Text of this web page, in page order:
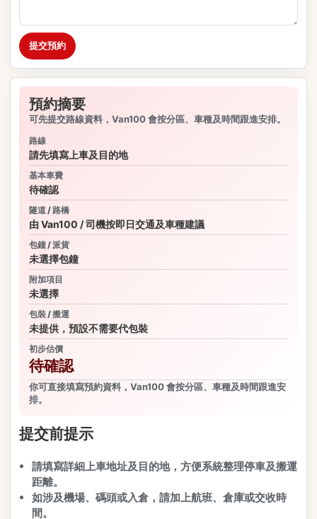
提交預約
預約摘要
可先提交路線資料，Van100 會按分區、車種及時間跟進安排。
路線
請先填寫上車及目的地
基本車費
待確認
隧道 / 路橋
由 Van100 / 司機按即日交通及車種建議
包鐘 / 派貨
未選擇包鐘
附加項目
未選擇
包裝 / 搬運
未提供，預設不需要代包裝
初步估價
待確認
你可直接填寫預約資料，Van100 會按分區、車種及時間跟進安
排。
提交前提示
請填寫詳細上車地址及目的地，方便系統整理停車及搬運
距離。
如涉及機場、碼頭或入倉，請加上航班、倉庫或交收時
間。